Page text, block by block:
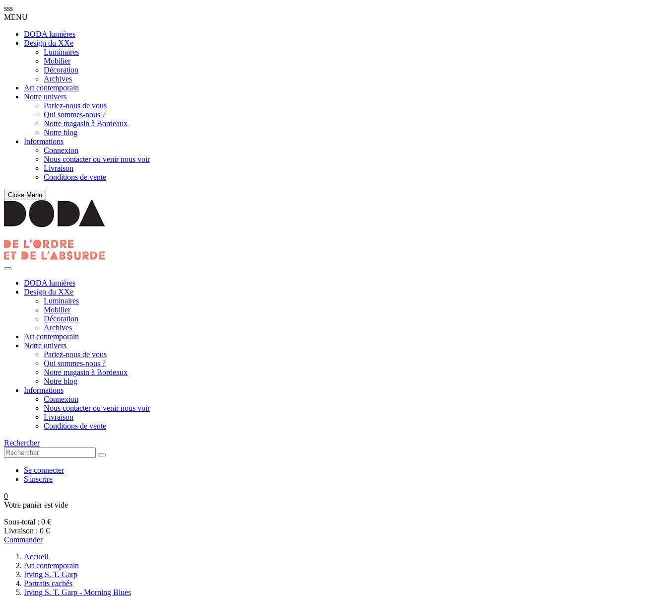
sss
MENU
DODA lumières
Design du XXe
Luminaires
Mobilier
Décoration
Archives
Art contemporain
Notre univers
Parlez-nous de vous
Qui sommes-nous ?
Notre magasin à Bordeaux
Notre blog
Informations
Connexion
Nous contacter ou venir nous voir
Livraison
Conditions de vente
Close Menu
DODA lumières
Design du XXe
Luminaires
Mobilier
Décoration
Archives
Art contemporain
Notre univers
Parlez-nous de vous
Qui sommes-nous ?
Notre magasin à Bordeaux
Notre blog
Informations
Connexion
Nous contacter ou venir nous voir
Livraison
Conditions de vente
Rechercher
Se connecter
S'inscrire
0
Votre panier est vide
Sous-total : 0 €
Livraison : 0 €
Commander
Accueil
Art contemporain
Irving S. T. Garp
Portraits cachés
Irving S. T. Garp - Morning Blues